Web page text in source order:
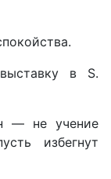
в S.
— не учение
избегнут